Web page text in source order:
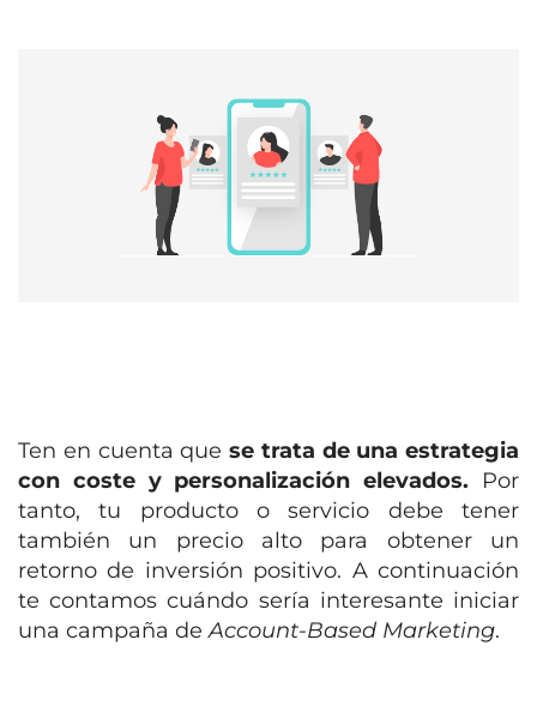
Ten en cuenta que se trata de una estrategia
con coste y personalización elevados. Por
tanto, tu producto o servicio debe tener
también un precio alto para obtener un
retorno de inversión positivo. A continuación
te contamos cuándo sería interesante iniciar
una campaña deAccount-Based Marketing.